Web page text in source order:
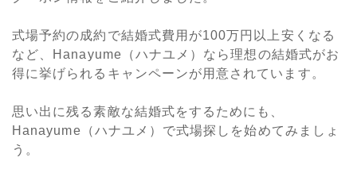
式場予約の成約で結婚式費用が100万円以上安くなる
など、Hanayume（ハナユメ）なら理想の結婚式がお
得に挙げられるキャンペーンが用意されています。
思い出に残る素敵な結婚式をするためにも、
Hanayume（ハナユメ）で式場探しを始めてみましょ
う。